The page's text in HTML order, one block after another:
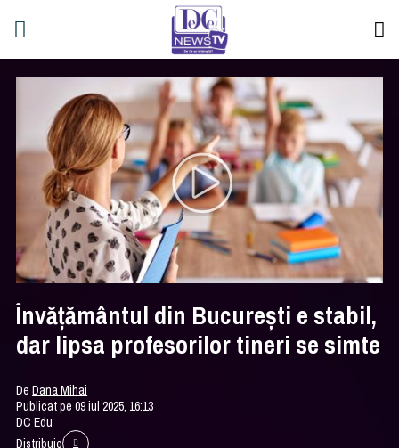
Învățământul din București e stabil,
dar lipsa profesorilor tineri se simte
DeDana Mihai
Publicat pe 09 iul 2025, 16:13
DC Edu
Distribuie